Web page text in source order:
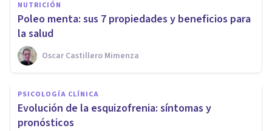
NUTRICIÓN
Poleo menta: sus 7 propiedades y beneficios para
la salud
Oscar Castillero Mimenza
PSICOLOGÍA CLÍNICA
Evolución de la esquizofrenia: síntomas y
pronósticos